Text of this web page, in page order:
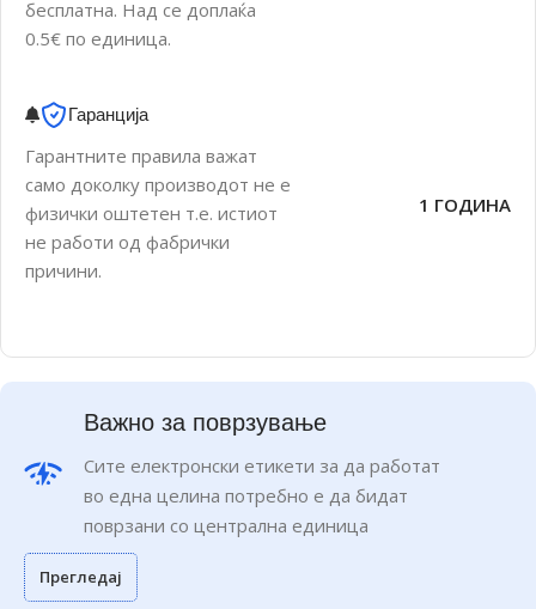
бесплатна. Над се доплаќа
0.5€ по единица.
Гаранција
Гарантните правила важат
само доколку производот не е
физички оштетен т.е. истиот
не работи од фабрички
причини.
1 ГОДИНА
Важно за поврзување
Сите електронски етикети за да работат
во една целина потребно е да бидат
поврзани со централна единица
Прегледај